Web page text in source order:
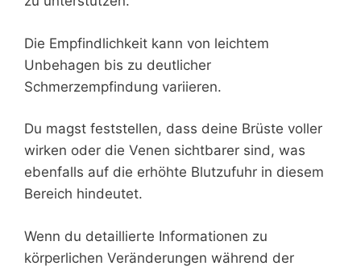
Die Empfindlichkeit kann von leichtem
Unbehagen bis zu deutlicher
Schmerzempfindung variieren.
Du magst feststellen, dass deine Brüste voller
wirken oder die Venen sichtbarer sind, was
ebenfalls auf die erhöhte Blutzufuhr in diesem
Bereich hindeutet.
Wenn du detaillierte Informationen zu
körperlichen Veränderungen während der